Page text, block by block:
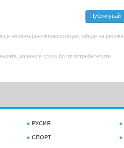
Публикувай
нецензурни квалификации, обиди на расова,
качени в cross.bg от потребителите.
РУСИЯ
СПОРТ